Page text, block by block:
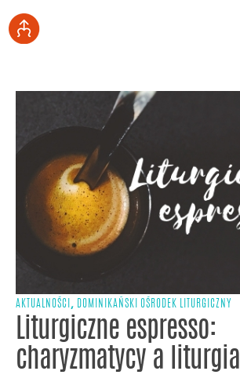
AKTUALNOŚCI , DOMINIKAŃSKI OŚRODEK LITURGICZNY
Liturgiczne espresso:
charyzmatycy a liturgia